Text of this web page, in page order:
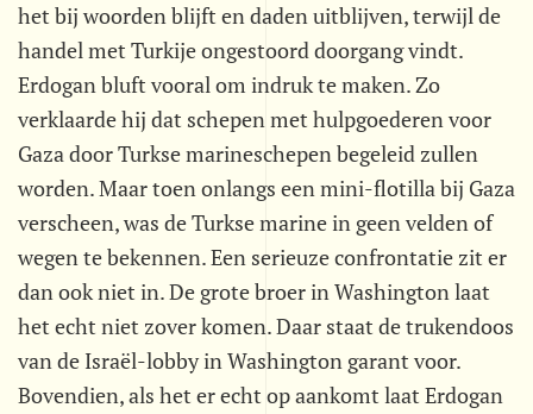
het bij woorden blijft en daden uitblijven, terwijl de
handel met Turkije ongestoord doorgang vindt.
Erdogan bluft vooral om indruk te maken. Zo
verklaarde hij dat schepen met hulpgoederen voor
Gaza door Turkse marineschepen begeleid zullen
worden. Maar toen onlangs een mini-flotilla bij Gaza
verscheen, was de Turkse marine in geen velden of
wegen te bekennen. Een serieuze confrontatie zit er
dan ook niet in. De grote broer in Washington laat
het echt niet zover komen. Daar staat de trukendoos
van de Israël-lobby in Washington garant voor.
Bovendien, als het er echt op aankomt laat Erdogan